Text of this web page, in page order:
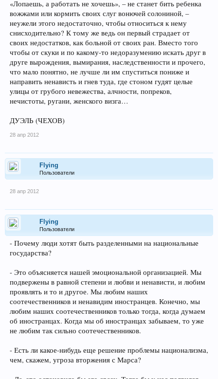
«Лопаешь, а работать не хочешь», – не станет бить ребенка
вожжами или кормить своих слуг вонючей солониной, –
неужели этого недостаточно, чтобы относиться к нему
снисходительно? К тому же ведь он первый страдает от
своих недостатков, как больной от своих ран. Вместо того
чтобы от скуки и по какому-то недоразумению искать друг в
друге вырождения, вымирания, наследственности и прочего,
что мало понятно, не лучше ли им спуститься пониже и
направить ненависть и гнев туда, где стоном гудят целые
улицы от грубого невежества, алчности, попреков,
нечистоты, ругани, женского визга…
ДУЭЛЬ (ЧЕХОВ)
28 апр 2012
Flying
Пользователи
28 апр 2012
Flying
Пользователи
- Почему люди хотят быть разделенными на национальные
государства?
- Это объясняется нашей эмоциональной организацией. Мы
подвержены в равной степени и любви и ненависти, и любим
проявлять и то и другое. Мы любим наших
соотечественников и ненавидим иностранцев. Конечно, мы
любим наших соотечественников только тогда, когда думаем
об иностранцах. Когда мы об иностранцах забываем, то уже
не любим так сильно соотечественников.
- Есть ли какое-нибудь еще решение проблемы национализма,
чем, скажем, угроза вторжения с Марса?